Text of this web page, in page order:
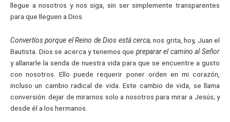
llegue a nosotros y nos siga, sin ser simplemente transparentes
para que lleguen a Dios.
Convertíos porque el Reino de Dios está cerca, nos grita, hoy, Juan el
Bautista. Dios se acerca y tenemos que preparar el camino al Señor
y allanarle la senda de nuestra vida para que se encuentre a gusto
con nosotros. Ello puede requerir poner orden en mi corazón,
incluso un cambio radical de vida. Este cambio de vida, se llama
conversión: dejar de mirarnos solo a nosotros para mirar a Jesús; y
desde él a los hermanos.